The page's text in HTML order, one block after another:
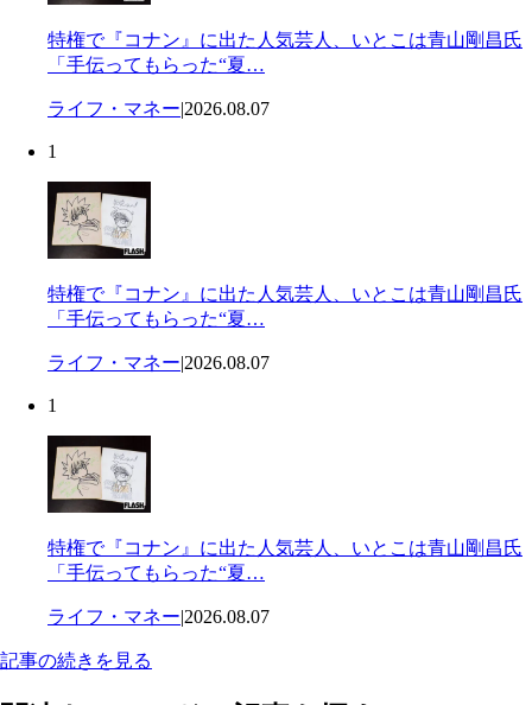
特権で『コナン』に出た人気芸人、いとこは青山剛昌氏
「手伝ってもらった“夏…
ライフ・マネー|2026.08.07
1
特権で『コナン』に出た人気芸人、いとこは青山剛昌氏
「手伝ってもらった“夏…
ライフ・マネー|2026.08.07
1
特権で『コナン』に出た人気芸人、いとこは青山剛昌氏
「手伝ってもらった“夏…
ライフ・マネー|2026.08.07
記事の続きを見る